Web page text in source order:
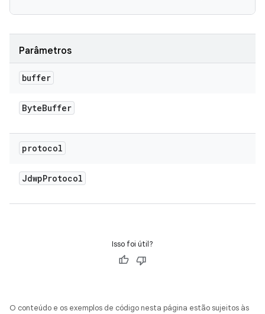
Parâmetros
buffer
ByteBuffer
protocol
JdwpProtocol
Isso foi útil?
O conteúdo e os exemplos de código nesta página estão sujeitos às